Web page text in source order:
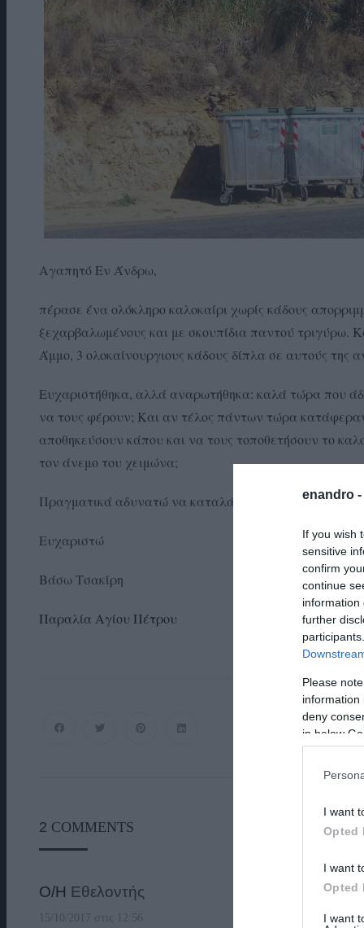
enandro -
If you wish
sensitive
confirm
continue
information
further
Please
information
deny
in below
I want
Opted
I want
Opted
I want
Αγαπητό Εν Άνδρω,
πέρασε ένα ολόκληρο καλοκαίρι χωρίς κάδους
ξεχαρβαλωμένους και με σκουπίδια παντού τριγύρω.
Άμμο, 3 ολοκαίνουργιους κάδους δίπλα σε αυτούς της
Ευχαριστήθηκα, αλλά αναρωτήθηκα: καλά τώρα που
να τους φέρουν; Και αν τέλος πάντων τώρα
αποθηκεύσουν κάπου και να τους τοποθετήσουν το
τον άνεμο του χειμώνα;
Πραγματικά αδυνατώ να καταλάβω το σκεπτικό τους.
Ευχαριστώ
Βάσω Τσακίρη
Παραλία Αγίου Πέτρου
2 COMMENTS
Ο/Η Εθελοντής
15/10/2017 στις 12:56